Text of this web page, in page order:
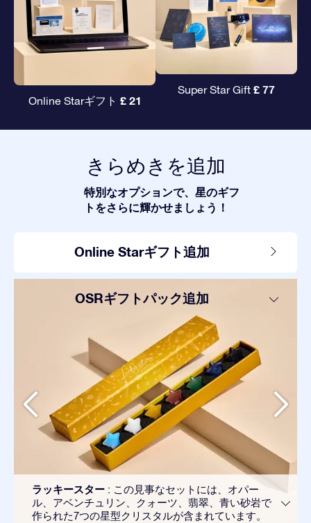
Online Starギフト £ 21
Super Star Gift £ 77
きらめきを追加
特別なオプションで、星のギフ
トをさらに輝かせましょう！
Online Starギフト追加
OSRギフトパック追加
ラッキースター : この見事なセットには、オパー
ル、アベンチュリン、クォーツ、翡翠、青い砂岩で
作られた7つの星型クリスタルが含まれています。